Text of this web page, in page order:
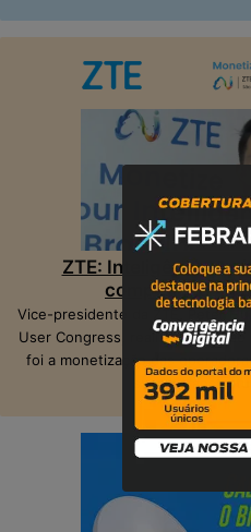
ZTE: Inteligência
competição na
Vice-presidente da ZTE, Peter
User Congress, realizado em
foi a monetização das
suas